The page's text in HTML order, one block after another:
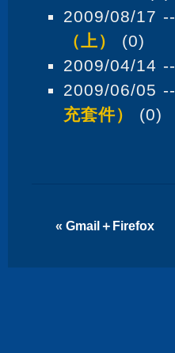
2009/08/17 --
（上）
(0)
2009/04/14 --
2009/06/05 --
充套件）
(0)
« Gmail＋Firefox